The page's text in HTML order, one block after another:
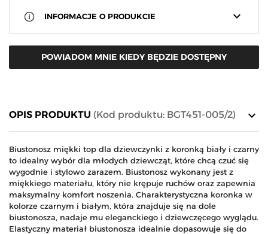
keyboard_arrow_down
INFORMACJE O PRODUKCIE
POWIADOM MNIE KIEDY BĘDZIE DOSTĘPNY
keyboard_arrow_down
OPIS PRODUKTU (Kod produktu: BGT451-005/2)
Biustonosz miękki top dla dziewczynki z koronką biały i czarny
to idealny wybór dla młodych dziewcząt, które chcą czuć się
wygodnie i stylowo zarazem. Biustonosz wykonany jest z
miękkiego materiału, który nie krępuje ruchów oraz zapewnia
maksymalny komfort noszenia. Charakterystyczna koronka w
kolorze czarnym i białym, która znajduje się na dole
biustonosza, nadaje mu eleganckiego i dziewczęcego wyglądu.
Elastyczny materiał biustonosza idealnie dopasowuje się do